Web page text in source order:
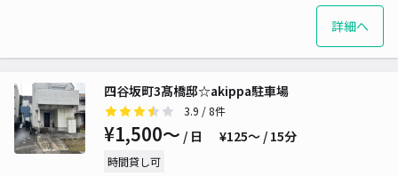
詳細へ
四谷坂町3髙橋邸☆akippa駐車場
3.9 / 8件
¥1,500〜 / 日 ¥125〜 / 15分
時間貸し可